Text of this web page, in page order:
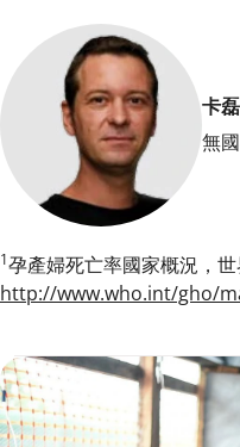
卡
無
1孕產婦死亡率國家概況，世
http://www.who.int/gho/